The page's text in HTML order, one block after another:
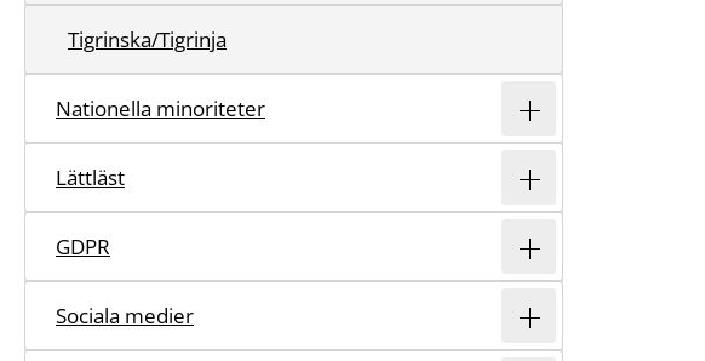
Tigrinska/Tigrinja
Nationella minoriteter
Lättläst
GDPR
Sociala medier